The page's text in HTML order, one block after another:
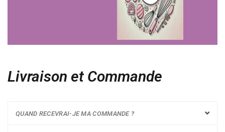
Livraison et Commande
QUAND RECEVRAI-JE MA COMMANDE ?